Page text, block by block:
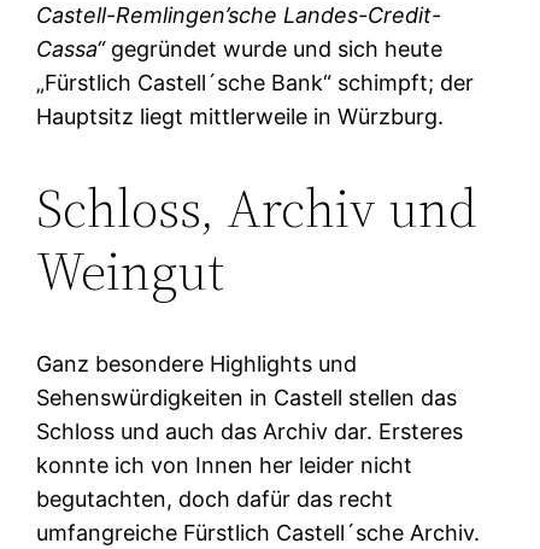
Castell-Remlingen’sche Landes-Credit-
Cassa“ gegründet wurde und sich heute
„Fürstlich Castell´sche Bank“ schimpft; der
Hauptsitz liegt mittlerweile in Würzburg.
Schloss, Archiv und
Weingut
Ganz besondere Highlights und
Sehenswürdigkeiten in Castell stellen das
Schloss und auch das Archiv dar. Ersteres
konnte ich von Innen her leider nicht
begutachten, doch dafür das recht
umfangreiche Fürstlich Castell´sche Archiv.